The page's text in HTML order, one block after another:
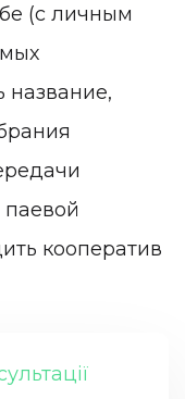
(с личным
название,
кооператив